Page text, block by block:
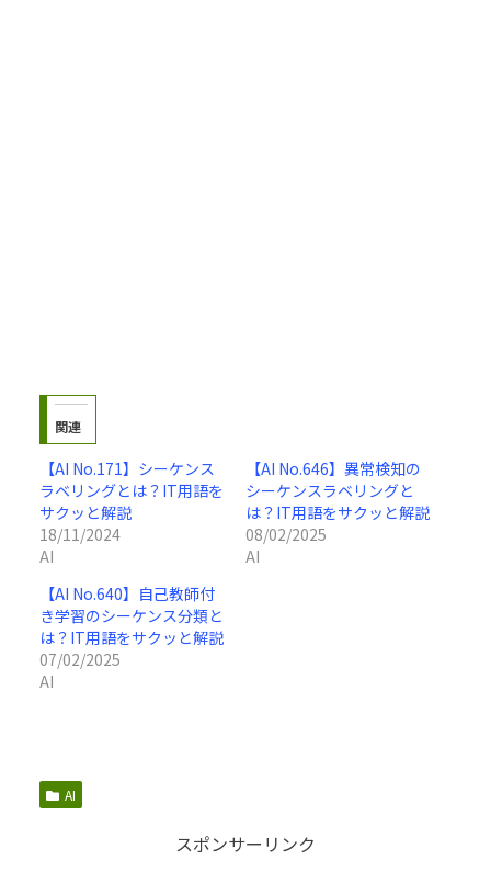
関連
【AI No.171】シーケンス
ラベリングとは？IT用語を
サクッと解説
18/11/2024
AI
【AI No.646】異常検知の
シーケンスラベリングと
は？IT用語をサクッと解説
08/02/2025
AI
【AI No.640】自己教師付
き学習のシーケンス分類と
は？IT用語をサクッと解説
07/02/2025
AI
AI
スポンサーリンク